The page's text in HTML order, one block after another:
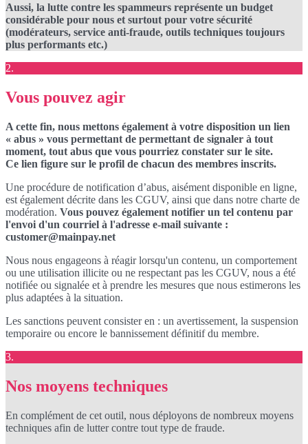
Aussi, la lutte contre les spammeurs représente un budget
considérable pour nous et surtout pour votre sécurité
(modérateurs, service anti-fraude, outils techniques toujours
plus performants etc.)
2.
Vous pouvez agir
A cette fin, nous mettons également à votre disposition un lien
« abus » vous permettant de permettant de signaler à tout
moment, tout abus que vous pourriez constater sur le site.
Ce lien figure sur le profil de chacun des membres inscrits.
Une procédure de notification d’abus, aisément disponible en ligne,
est également décrite dans les CGUV, ainsi que dans notre charte de
modération. Vous pouvez également notifier un tel contenu par
l'envoi d'un courriel à l'adresse e-mail suivante :
customer@mainpay.net
Nous nous engageons à réagir lorsqu'un contenu, un comportement
ou une utilisation illicite ou ne respectant pas les CGUV, nous a été
notifiée ou signalée et à prendre les mesures que nous estimerons les
plus adaptées à la situation.
Les sanctions peuvent consister en : un avertissement, la suspension
temporaire ou encore le bannissement définitif du membre.
3.
Nos moyens techniques
En complément de cet outil, nous déployons de nombreux moyens
techniques afin de lutter contre tout type de fraude.